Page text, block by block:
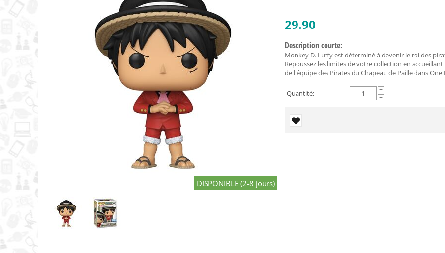
DISPONIBLE (2-8 jours)
29.90
Description courte:
Monkey D. Luffy est déterminé à devenir le roi des
Repoussez les limites de votre collection en
de l'équipe des Pirates du Chapeau de Paille dans One
Quantité:
+
−